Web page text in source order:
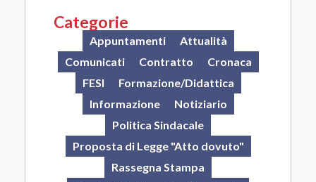
Categorie
Appuntamenti
Attualità
Comunicati
Contratto
Cronaca
FESI
Formazione/Didattica
Informazione
Notiziario
Politica Sindacale
Proposta di Legge "Atto dovuto"
Rassegna Stampa